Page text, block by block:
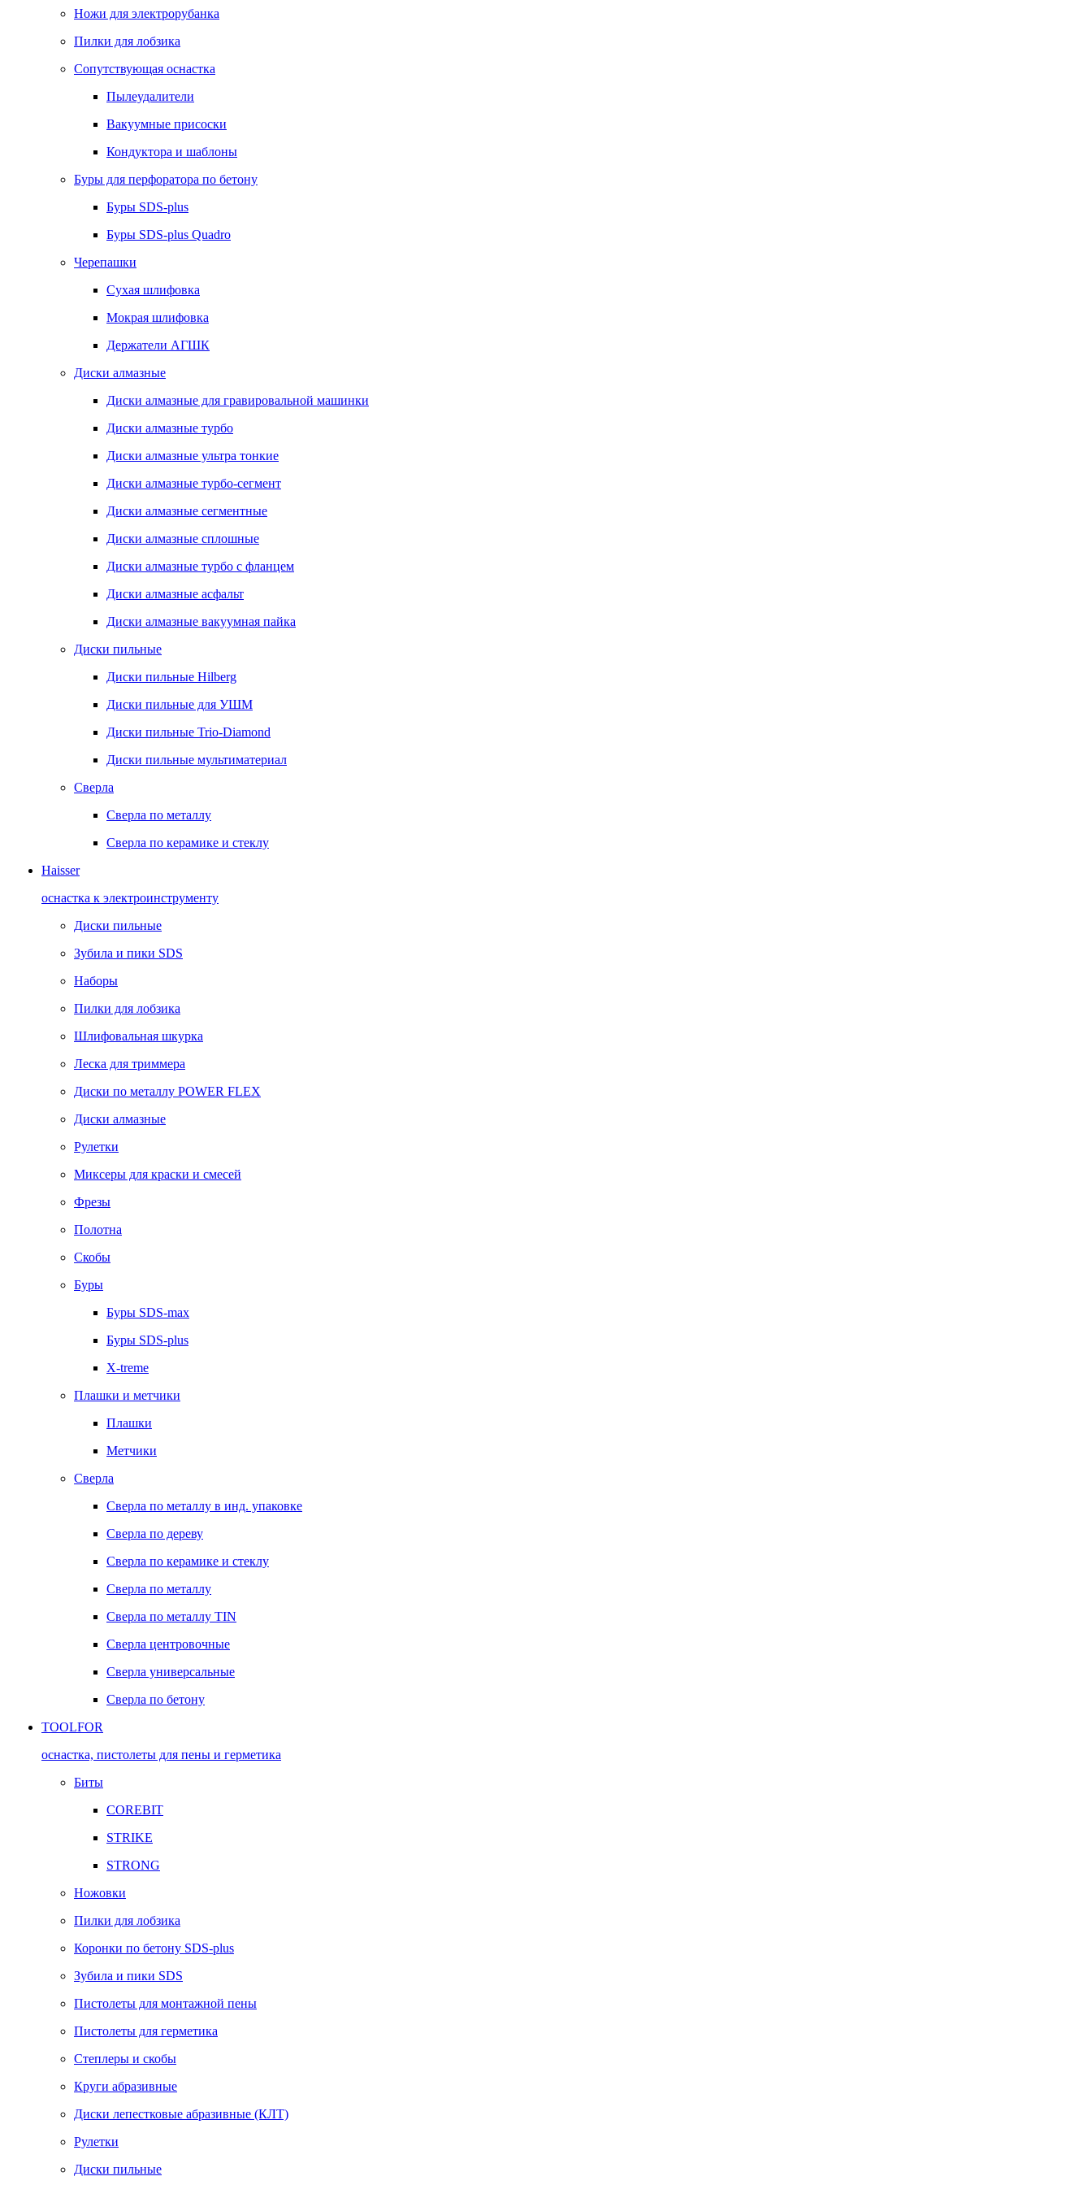
Ножи для электрорубанка
Пилки для лобзика
Сопутствующая оснастка
Пылеудалители
Вакуумные присоски
Кондуктора и шаблоны
Буры для перфоратора по бетону
Буры SDS-plus
Буры SDS-plus Quadro
Черепашки
Сухая шлифовка
Мокрая шлифовка
Держатели АГШК
Диски алмазные
Диски алмазные для гравировальной машинки
Диски алмазные турбо
Диски алмазные ультра тонкие
Диски алмазные турбо-сегмент
Диски алмазные сегментные
Диски алмазные сплошные
Диски алмазные турбо с фланцем
Диски алмазные асфальт
Диски алмазные вакуумная пайка
Диски пильные
Диски пильные Hilberg
Диски пильные для УШМ
Диски пильные Trio-Diamond
Диски пильные мультиматериал
Сверла
Сверла по металлу
Сверла по керамике и стеклу
Haisser
оснастка к электроинструменту
Диски пильные
Зубила и пики SDS
Наборы
Пилки для лобзика
Шлифовальная шкурка
Леска для триммера
Диски по металлу POWER FLEX
Диски алмазные
Рулетки
Миксеры для краски и смесей
Фрезы
Полотна
Скобы
Буры
Буры SDS-max
Буры SDS-plus
X-treme
Плашки и метчики
Плашки
Метчики
Сверла
Сверла по металлу в инд. упаковке
Сверла по дереву
Сверла по керамике и стеклу
Сверла по металлу
Сверла по металлу TIN
Сверла центровочные
Сверла универсальные
Сверла по бетону
TOOLFOR
оснастка, пистолеты для пены и герметика
Биты
COREBIT
STRIKE
STRONG
Ножовки
Пилки для лобзика
Коронки по бетону SDS-plus
Зубила и пики SDS
Пистолеты для монтажной пены
Пистолеты для герметика
Степлеры и скобы
Круги абразивные
Диски лепестковые абразивные (КЛТ)
Рулетки
Диски пильные